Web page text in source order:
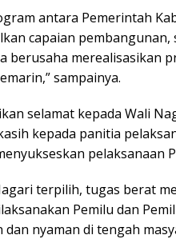
antara Pemerintah
capaian
berusaha merealisasikan
sampainya.
selamat kepada Wali
kepada panitia
pelaksanaan
terpilih, tugas berat
Pemilu dan
nyaman di tengah